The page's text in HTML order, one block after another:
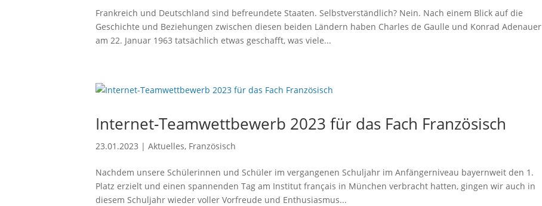
Frankreich und Deutschland sind befreundete Staaten. Selbstverständlich? Nein. Nach einem Blick auf die
Geschichte und Beziehungen zwischen diesen beiden Ländern haben Charles de Gaulle und Konrad Adenauer
am 22. Januar 1963 tatsächlich etwas geschafft, was viele...
Internet-Teamwettbewerb 2023 für das Fach Französisch
23.01.2023 | Aktuelles, Französisch
Nachdem unsere Schülerinnen und Schüler im vergangenen Schuljahr im Anfängerniveau bayernweit den 1.
Platz erzielt und einen spannenden Tag am Institut français in München verbracht hatten, gingen wir auch in
diesem Schuljahr wieder voller Vorfreude und Enthusiasmus...